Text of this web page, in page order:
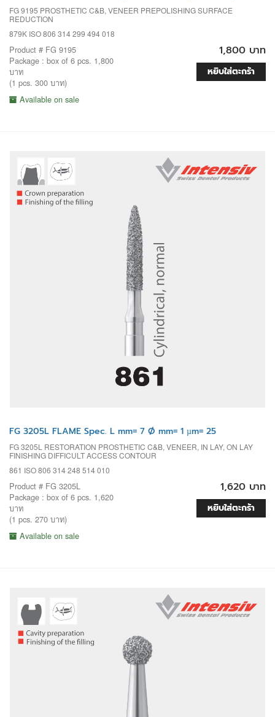
FG 9195 PROSTHETIC C&B, VENEER PREPOLISHING SURFACE
REDUCTION
879K ISO 806 314 299 494 018
Product # FG 9195
Package : box of 6 pcs. 1,800
บาท
(1 pcs. 300 บาท)
Available on sale
1,800 บาท
หยิบใส่ตะกร้า
FG 3205L FLAME Spec. L mm= 7 Ø mm= 1 µm= 25
FG 3205L RESTORATION PROSTHETIC C&B, VENEER, IN LAY, ON LAY
FINISHING DIFFICULT ACCESS CONTOUR
861 ISO 806 314 248 514 010
Product # FG 3205L
Package : box of 6 pcs. 1,620
บาท
(1 pcs. 270 บาท)
Available on sale
1,620 บาท
หยิบใส่ตะกร้า